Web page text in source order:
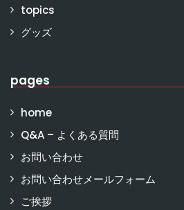
topics
グッズ
pages
home
Q&A – よくある質問
お問い合わせ
お問い合わせメールフォーム
ご挨拶